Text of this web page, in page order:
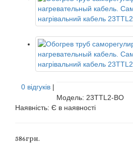
0 відгуків |
Модель: 23TTL2-BO
Наявність: Є в наявності
586грн.